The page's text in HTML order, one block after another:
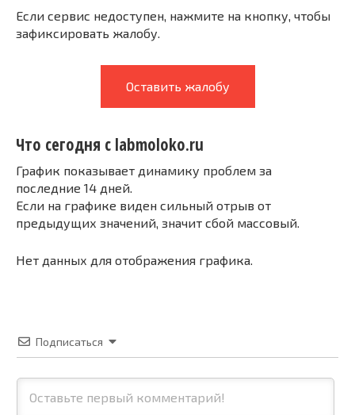
Если сервис недоступен, нажмите на кнопку, чтобы
зафиксировать жалобу.
Оставить жалобу
Что сегодня с labmoloko.ru
График показывает динамику проблем за
последние 14 дней.
Если на графике виден сильный отрыв от
предыдущих значений, значит сбой массовый.
Нет данных для отображения графика.
Подписаться